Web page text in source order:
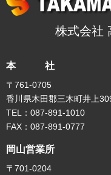
株式会社
本 社
〒761-0705
香川県木田郡三木町井上
TEL：087-891-1010
FAX：087-891-0777
岡山営業所
〒701-0204